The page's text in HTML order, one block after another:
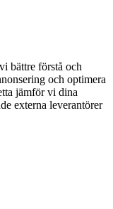
bättre förstå och
och optimera
jämför vi dina
externa leverantörer